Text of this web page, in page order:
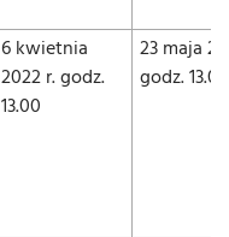
6 kwietnia
2022 r. godz.
13.00
23 maja
godz. 13.00